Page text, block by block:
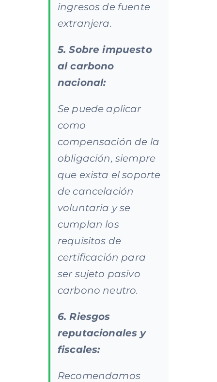
ingresos de fuente
extranjera.
5. Sobre impuesto
al carbono
nacional:
Se puede aplicar
como
compensación de la
obligación, siempre
que exista el soporte
de cancelación
voluntaria y se
cumplan los
requisitos de
certificación para
ser sujeto pasivo
carbono neutro.
6. Riesgos
reputacionales y
fiscales:
Recomendamos